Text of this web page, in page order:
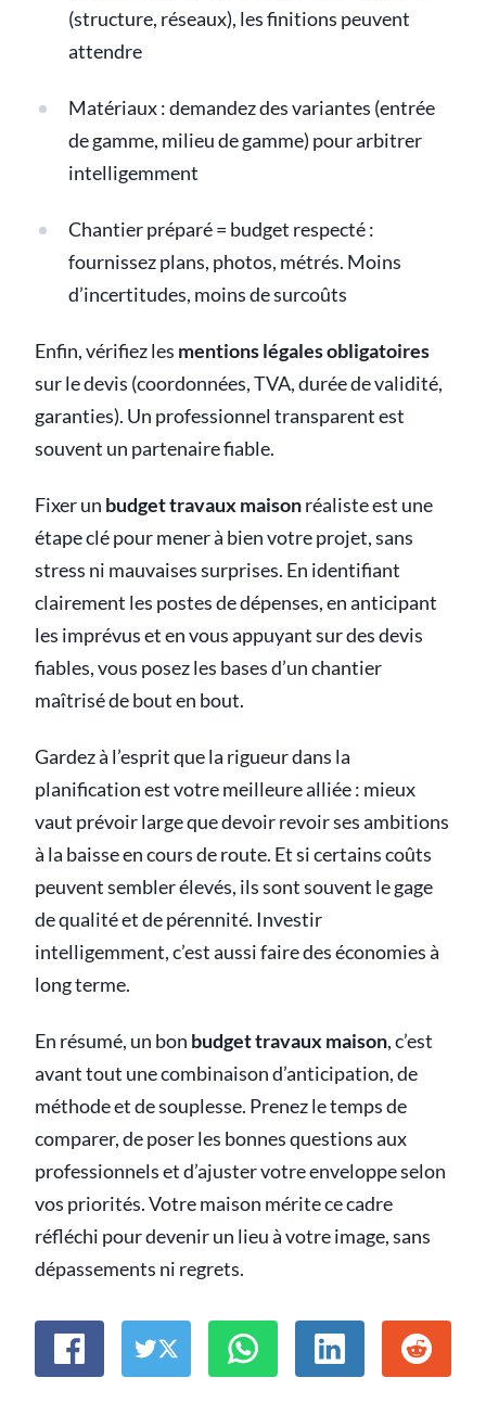
(structure, réseaux), les finitions peuvent
attendre
Matériaux : demandez des variantes (entrée
de gamme, milieu de gamme) pour arbitrer
intelligemment
Chantier préparé = budget respecté :
fournissez plans, photos, métrés. Moins
d’incertitudes, moins de surcoûts
Enfin, vérifiez les mentions légales obligatoires
sur le devis (coordonnées, TVA, durée de validité,
garanties). Un professionnel transparent est
souvent un partenaire fiable.
Fixer un budget travaux maisonréaliste est une
étape clé pour mener à bien votre projet, sans
stress ni mauvaises surprises. En identifiant
clairement les postes de dépenses, en anticipant
les imprévus et en vous appuyant sur des devis
fiables, vous posez les bases d’un chantier
maîtrisé de bout en bout.
Gardez à l’esprit que la rigueur dans la
planification est votre meilleure alliée : mieux
vaut prévoir large que devoir revoir ses ambitions
à la baisse en cours de route. Et si certains coûts
peuvent sembler élevés, ils sont souvent le gage
de qualité et de pérennité. Investir
intelligemment, c’est aussi faire des économies à
long terme.
En résumé, un bon budget travaux maison, c’est
avant tout une combinaison d’anticipation, de
méthode et de souplesse. Prenez le temps de
comparer, de poser les bonnes questions aux
professionnels et d’ajuster votre enveloppe selon
vos priorités. Votre maison mérite ce cadre
réfléchi pour devenir un lieu à votre image, sans
dépassements ni regrets.